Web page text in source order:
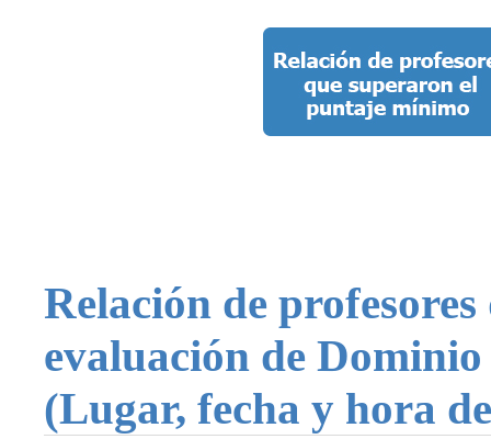
Relación de
evaluación de
(Lugar, fecha y hora